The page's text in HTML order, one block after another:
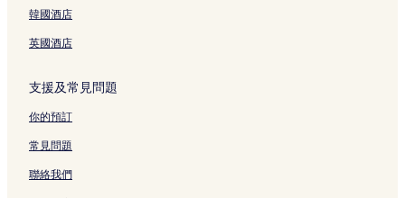
輕鐵天秀站附近的酒店
米埔自然護理區的旅館
輕鐵坑尾村站附近的酒店
米埔自然護理區附近的豪華酒店
港鐵元朗站附近的酒店
聚星樓附近的酒店
韓國酒店
英國酒店
支援及常見問題
你的預訂
常見問題
聯絡我們